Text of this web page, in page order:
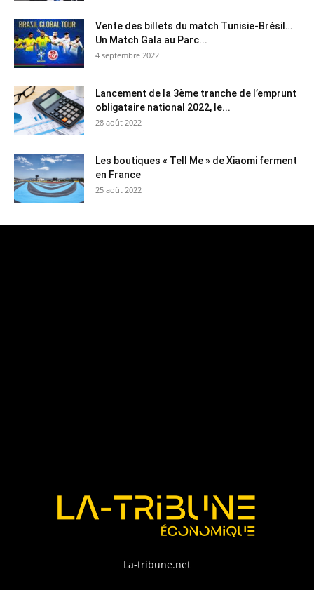
Vente des billets du match Tunisie-Brésil…
Un Match Gala au Parc...
4 septembre 2022
Lancement de la 3ème tranche de l’emprunt
obligataire national 2022, le...
28 août 2022
Les boutiques « Tell Me » de Xiaomi ferment
en France
25 août 2022
La-tribune.net